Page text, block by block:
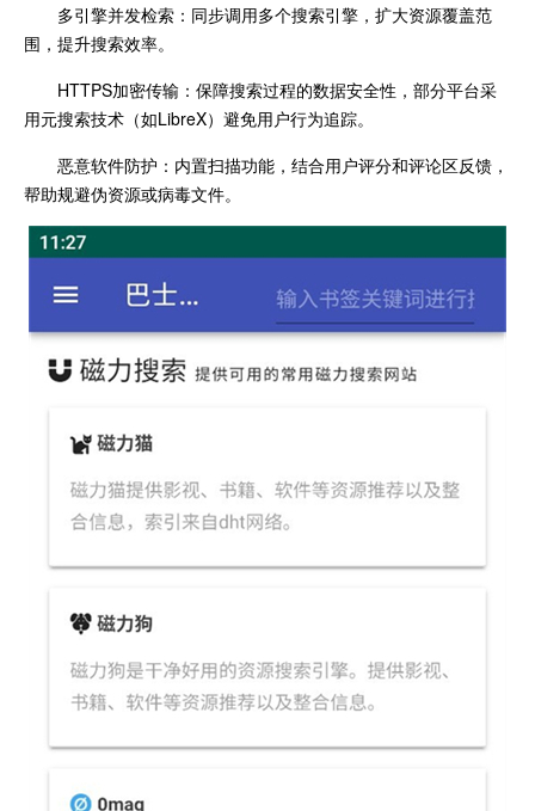
多引擎并发检索：同步调用多个搜索引擎，扩大资源覆盖范
围，提升搜索效率。
HTTPS加密传输：保障搜索过程的数据安全性，部分平台采
用元搜索技术（如LibreX）避免用户行为追踪。
恶意软件防护：内置扫描功能，结合用户评分和评论区反馈，
帮助规避伪资源或病毒文件。